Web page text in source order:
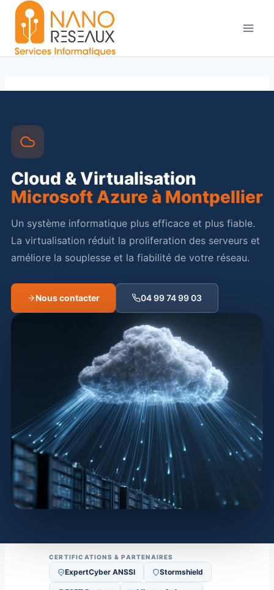
Aller
contenu
Cloud & Virtualisation
Microsoft Azure à Montpellier
Un système informatique plus efficace et plus fiable.
La virtualisation réduit la proliferation des serveurs et
améliore la souplesse et la fiabilité de votre réseau.
Nous contacter 04 99 74 99 03
CERTIFICATIONS & PARTENAIRES
ExpertCyber ANSSI Stormshield